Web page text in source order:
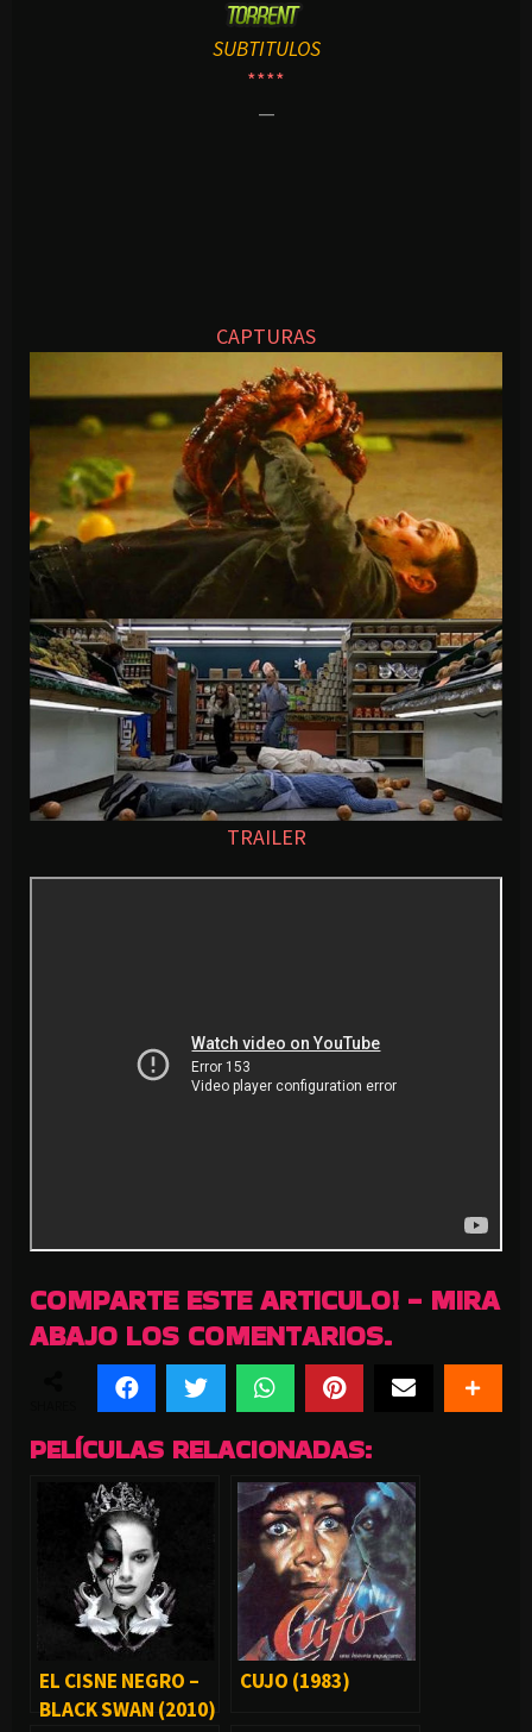
SUBTITULOS
****
—
CAPTURAS
TRAILER
COMPARTE ESTE ARTICULO! - MIRA
ABAJO LOS COMENTARIOS.
PELÍCULAS RELACIONADAS:
EL CISNE NEGRO –
BLACK SWAN (2010)
CUJO (1983)